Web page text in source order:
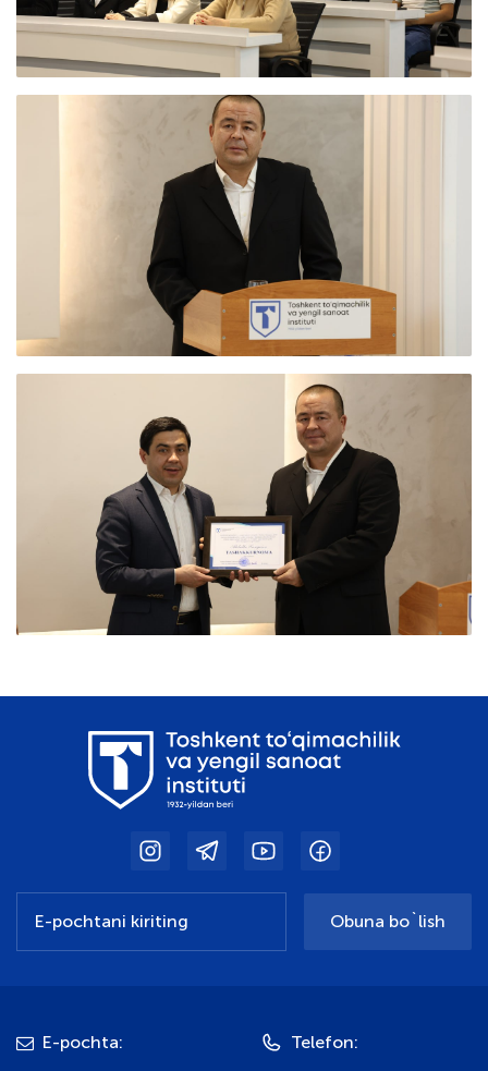
Obuna bo`lish
E-pochta:
Telefon: